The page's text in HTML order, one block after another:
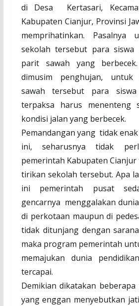
di Desa Kertasari,
Kabupaten Cianjur, Provinsi
memprihatinkan. Pasalnya
sekolah tersebut para siswa
parit sawah yang
dimusim penghujan,
sawah tersebut para
terpaksa harus
kondisi jalan yang berbecek.
Pemandangan yang tidak
ini, seharusnya tidak
pemerintah Kabupaten
tirikan sekolah tersebut. Apa
ini pemerintah pusat
gencarnya menggalakan
di perkotaan maupun di
tidak ditunjang dengan
maka program pemerintah
memajukan dunia
tercapai.
Demikian dikatakan
yang enggan menyebutkan